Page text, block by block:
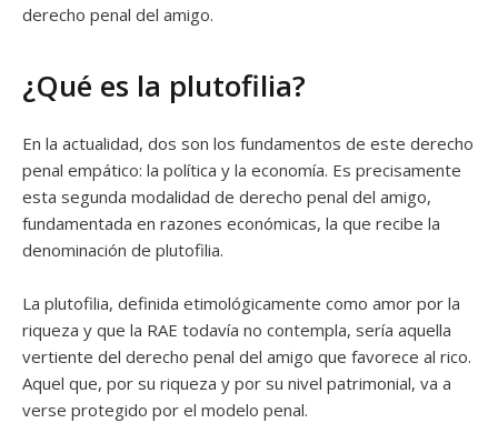
derecho penal del amigo.
¿Qué es la plutofilia?
En la actualidad, dos son los fundamentos de este derecho
penal empático: la política y la economía. Es precisamente
esta segunda modalidad de derecho penal del amigo,
fundamentada en razones económicas, la que recibe la
denominación de plutofilia.
La plutofilia, definida etimológicamente como amor por la
riqueza y que la RAE todavía no contempla, sería aquella
vertiente del derecho penal del amigo que favorece al rico.
Aquel que, por su riqueza y por su nivel patrimonial, va a
verse protegido por el modelo penal.